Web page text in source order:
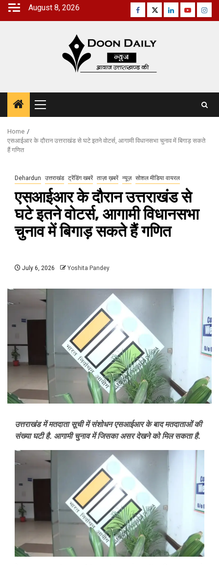
Skip
August 8, 2026 Facebook
TwitterLinkedinYoutube
Primary
Menu
Home
एसआईआर के दौरान उत्तराखंड से घटे इतने वोटर्स, आगामी विधानसभा चुनाव में बिगाड़ सकते
हैं गणित
Dehardun उत्तराखंड ट्रेंडिंग खबरें ताज़ा ख़बरें न्यूज़ सोशल मीडिया वायरल
एसआईआर के दौरान उत्तराखंड से
घटे इतने वोटर्स, आगामी विधानसभा
चुनाव में बिगाड़ सकते हैं गणित
July 6, 2026 Yoshita Pandey
उत्तराखंड में मतदाता सूची में संशोधन एसआईआर के बाद मतदाताओं की
संख्या घटी है. आगामी चुनाव में जिसका असर देखने को मिल सकता है.